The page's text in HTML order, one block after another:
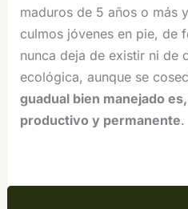
maduros de 5 años o más
culmos jóvenes en pie, de
nunca deja de existir ni de
ecológica, aunque se
guadual bien manejado
productivo y permanente.